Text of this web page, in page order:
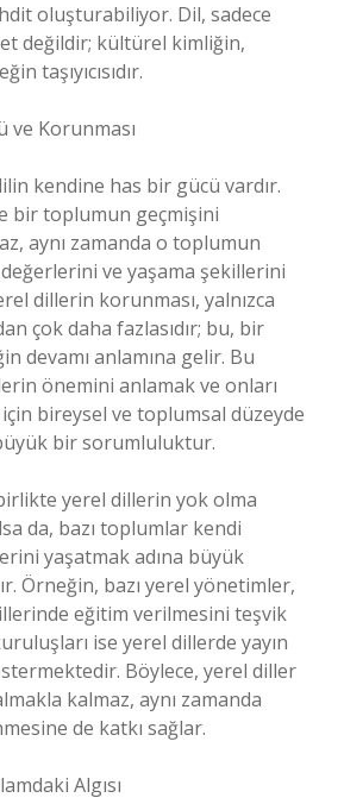
oluşturabiliyor. Dil, sadece
değildir; kültürel kimliğin,
taşıyıcısıdır.
ve Korunması
kendine has bir gücü vardır.
bir toplumun geçmişini
aynı zamanda o toplumun
ve yaşama şekillerini
dillerin korunması, yalnızca
çok daha fazlasıdır; bu, bir
devamı anlamına gelir. Bu
önemini anlamak ve onları
için bireysel ve toplumsal düzeyde
bir sorumluluktur.
yerel dillerin yok olma
da, bazı toplumlar kendi
yaşatmak adına büyük
Örneğin, bazı yerel yönetimler,
eğitim verilmesini teşvik
ise yerel dillerde yayın
Böylece, yerel diller
kalmaz, aynı zamanda
de katkı sağlar.
Algısı